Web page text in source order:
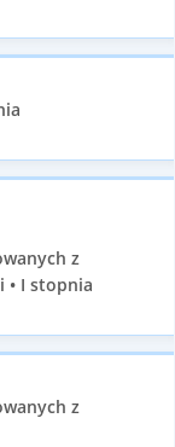
z
• I stopnia
z